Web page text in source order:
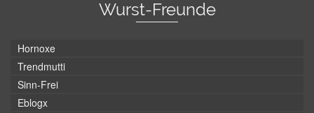
Wurst-Freunde
Hornoxe
Trendmutti
Sinn-Frei
Eblogx